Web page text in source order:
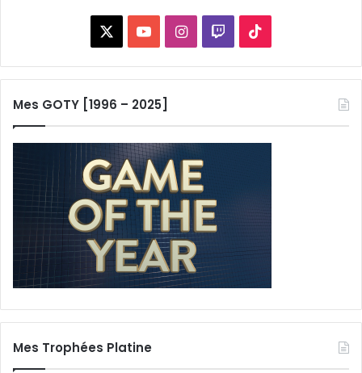
YouTubeInstagram
Twitch
Mes GOTY [1996 – 2025]
Mes Trophées Platine